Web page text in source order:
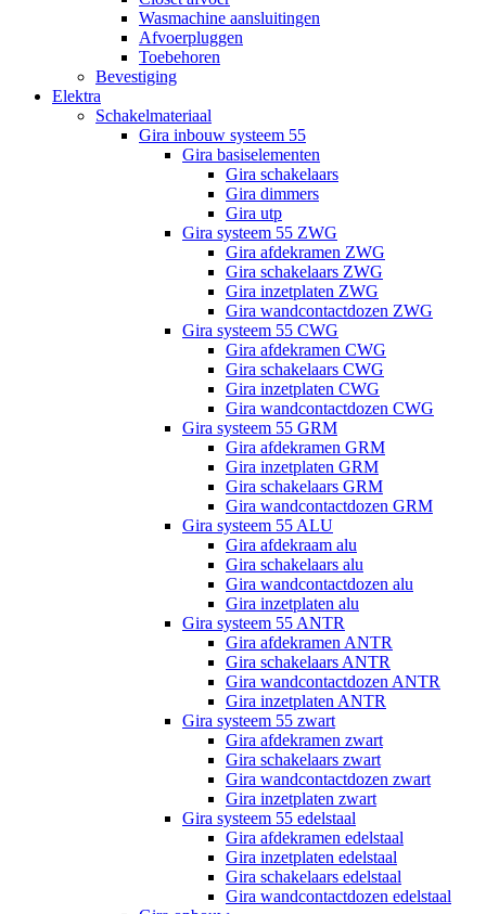
Wasmachine aansluitingen
Afvoerpluggen
Toebehoren
Bevestiging
Elektra
Schakelmateriaal
Gira inbouw systeem 55
Gira basiselementen
Gira schakelaars
Gira dimmers
Gira utp
Gira systeem 55 ZWG
Gira afdekramen ZWG
Gira schakelaars ZWG
Gira inzetplaten ZWG
Gira wandcontactdozen ZWG
Gira systeem 55 CWG
Gira afdekramen CWG
Gira schakelaars CWG
Gira inzetplaten CWG
Gira wandcontactdozen CWG
Gira systeem 55 GRM
Gira afdekramen GRM
Gira inzetplaten GRM
Gira schakelaars GRM
Gira wandcontactdozen GRM
Gira systeem 55 ALU
Gira afdekraam alu
Gira schakelaars alu
Gira wandcontactdozen alu
Gira inzetplaten alu
Gira systeem 55 ANTR
Gira afdekramen ANTR
Gira schakelaars ANTR
Gira wandcontactdozen ANTR
Gira inzetplaten ANTR
Gira systeem 55 zwart
Gira afdekramen zwart
Gira schakelaars zwart
Gira wandcontactdozen zwart
Gira inzetplaten zwart
Gira systeem 55 edelstaal
Gira afdekramen edelstaal
Gira inzetplaten edelstaal
Gira schakelaars edelstaal
Gira wandcontactdozen edelstaal